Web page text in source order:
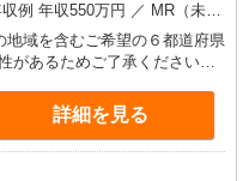
4年 ／月給35万2000円＋賞与
地域を含むご希望の６都道府県
があるためご了承ください。
ック(北海道/東北)：北海道・
宮城・山形・福島 ・Bブロッ
山・福井 ・Cブロック(甲信
詳細を見る